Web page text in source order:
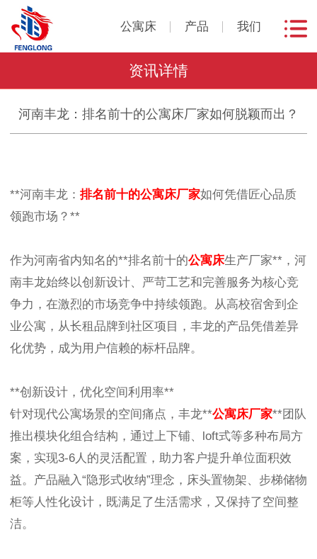
公寓床 产品 我们
资讯详情
河南丰龙：排名前十的公寓床厂家如何脱颖而出？
**河南丰龙： 排名前十的公寓床厂家如何凭借匠心品质
领跑市场？**
作为河南省内知名的**排名前十的公寓床生产厂家**，河
南丰龙始终以创新设计、严苛工艺和完善服务为核心竞
争力，在激烈的市场竞争中持续领跑。从高校宿舍到企
业公寓，从长租品牌到社区项目，丰龙的产品凭借差异
化优势，成为用户信赖的标杆品牌。
**创新设计，优化空间利用率**
针对现代公寓场景的空间痛点，丰龙**公寓床厂家**团队
推出模块化组合结构，通过上下铺、loft式等多种布局方
案，实现3-6人的灵活配置，助力客户提升单位面积效
益。产品融入“隐形式收纳”理念，床头置物架、步梯储物
柜等人性化设计，既满足了生活需求，又保持了空间整
洁。